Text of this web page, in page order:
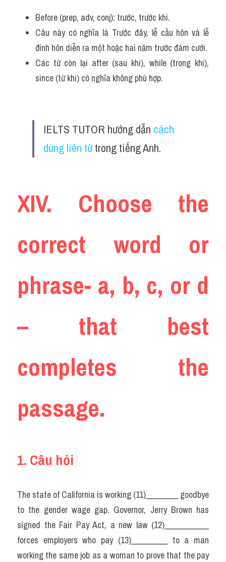
Before (prep, adv, conj): trước, trước khi.
Câu này có nghĩa là Trước đây, lễ cầu hôn và lễ
đính hôn diễn ra một hoặc hai năm trước đám cưới.
Các từ còn lại after (sau khi), while (trong khi),
since (từ khi) có nghĩa không phù hợp.
IELTS TUTOR hướng dẫn cách
dùng liên từ trong tiếng Anh.
XIV. Choose the
correct word or
phrase- a, b, c, or d
– that best
completes the
passage.
1. Câu hỏi
The state of California is working (11)________ goodbye
to the gender wage gap. Governor, Jerry Brown has
signed the Fair Pay Act, a new law (12)___________
forces employers who pay (13)_________ to a man
working the same job as a woman to prove that the pay